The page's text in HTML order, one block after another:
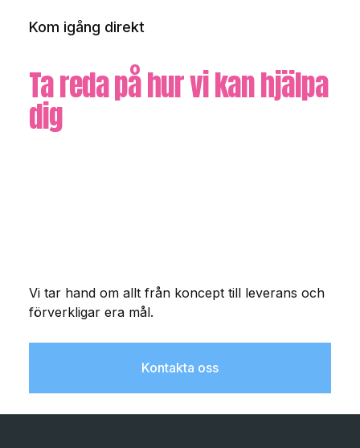
Kom igång direkt
Ta reda på hur vi kan hjälpa
dig
Vi tar hand om allt från koncept till leverans och
förverkligar era mål.
Kontakta oss